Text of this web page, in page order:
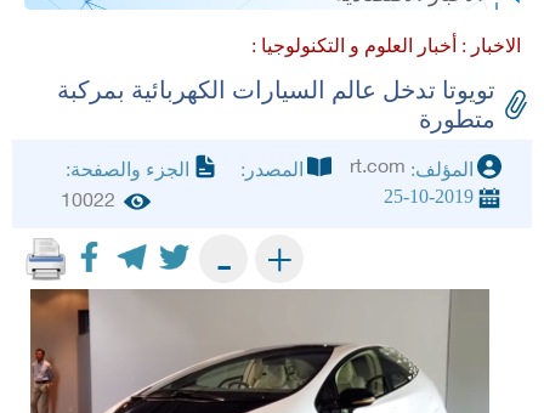
الاخبار : أخبار العلوم و التكنولوجيا :
تويوتا تدخل عالم السيارات الكهربائية بمركبة
متطورة
المؤلف: rt.com المصدر:
الجزء والصفحة:
25-10-2019
10022
+
-